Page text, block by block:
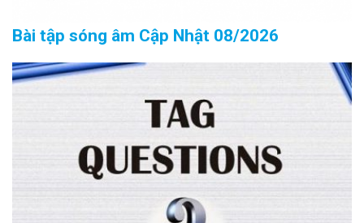
Bài tập sóng âm Cập Nhật 08/2026